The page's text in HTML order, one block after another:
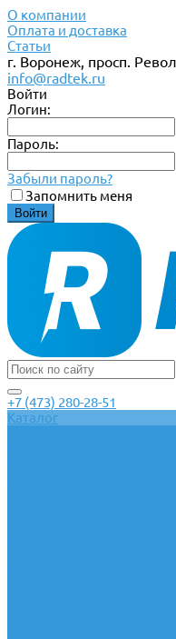
О компании
Оплата и доставка
Статьи
г. Воронеж, просп.
info@radtek.ru
Войти
Логин:
Пароль:
Забыли пароль?
Запомнить меня
+7 (473) 280-28-51
Каталог